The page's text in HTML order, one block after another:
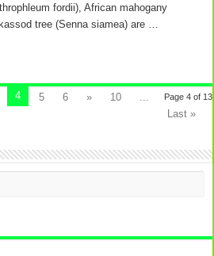
fordii), African mahogany
tree (Senna siamea) are …
Page 4 of 13
4 5 6 » 10
...
Last »